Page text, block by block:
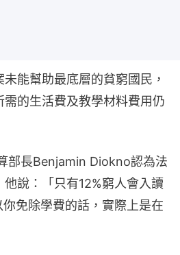
能幫助最底層的貧窮國民，
的生活費及教學材料費用仍
部長Benjamin Diokno認為法
說：「只有12%窮人會入讀
免除學費的話，實際上是在